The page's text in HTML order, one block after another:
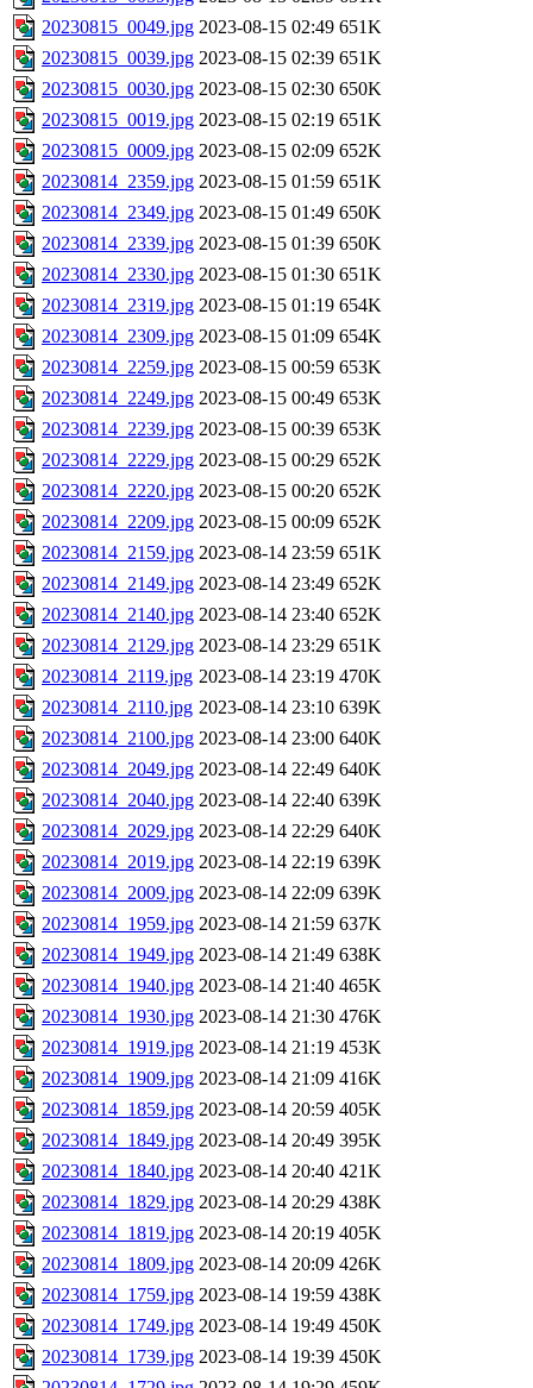
20230815_0049.jpg 2023-08-15 02:49 651K
20230815_0039.jpg 2023-08-15 02:39 651K
20230815_0030.jpg 2023-08-15 02:30 650K
20230815_0019.jpg 2023-08-15 02:19 651K
20230815_0009.jpg 2023-08-15 02:09 652K
20230814_2359.jpg 2023-08-15 01:59 651K
20230814_2349.jpg 2023-08-15 01:49 650K
20230814_2339.jpg 2023-08-15 01:39 650K
20230814_2330.jpg 2023-08-15 01:30 651K
20230814_2319.jpg 2023-08-15 01:19 654K
20230814_2309.jpg 2023-08-15 01:09 654K
20230814_2259.jpg 2023-08-15 00:59 653K
20230814_2249.jpg 2023-08-15 00:49 653K
20230814_2239.jpg 2023-08-15 00:39 653K
20230814_2229.jpg 2023-08-15 00:29 652K
20230814_2220.jpg 2023-08-15 00:20 652K
20230814_2209.jpg 2023-08-15 00:09 652K
20230814_2159.jpg 2023-08-14 23:59 651K
20230814_2149.jpg 2023-08-14 23:49 652K
20230814_2140.jpg 2023-08-14 23:40 652K
20230814_2129.jpg 2023-08-14 23:29 651K
20230814_2119.jpg 2023-08-14 23:19 470K
20230814_2110.jpg 2023-08-14 23:10 639K
20230814_2100.jpg 2023-08-14 23:00 640K
20230814_2049.jpg 2023-08-14 22:49 640K
20230814_2040.jpg 2023-08-14 22:40 639K
20230814_2029.jpg 2023-08-14 22:29 640K
20230814_2019.jpg 2023-08-14 22:19 639K
20230814_2009.jpg 2023-08-14 22:09 639K
20230814_1959.jpg 2023-08-14 21:59 637K
20230814_1949.jpg 2023-08-14 21:49 638K
20230814_1940.jpg 2023-08-14 21:40 465K
20230814_1930.jpg 2023-08-14 21:30 476K
20230814_1919.jpg 2023-08-14 21:19 453K
20230814_1909.jpg 2023-08-14 21:09 416K
20230814_1859.jpg 2023-08-14 20:59 405K
20230814_1849.jpg 2023-08-14 20:49 395K
20230814_1840.jpg 2023-08-14 20:40 421K
20230814_1829.jpg 2023-08-14 20:29 438K
20230814_1819.jpg 2023-08-14 20:19 405K
20230814_1809.jpg 2023-08-14 20:09 426K
20230814_1759.jpg 2023-08-14 19:59 438K
20230814_1749.jpg 2023-08-14 19:49 450K
20230814_1739.jpg 2023-08-14 19:39 450K